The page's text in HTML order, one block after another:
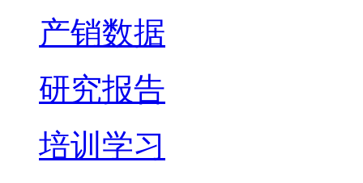
产销数据
研究报告
培训学习